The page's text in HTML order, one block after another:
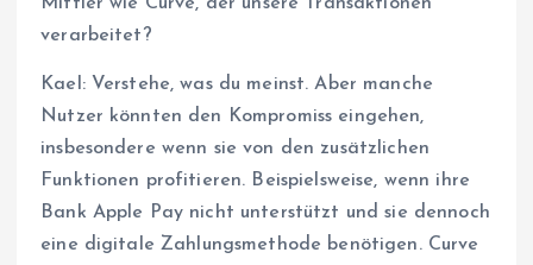
verarbeitet?
Kael: Verstehe, was du meinst. Aber manche
Nutzer könnten den Kompromiss eingehen,
insbesondere wenn sie von den zusätzlichen
Funktionen profitieren. Beispielsweise, wenn ihre
Bank Apple Pay nicht unterstützt und sie dennoch
eine digitale Zahlungsmethode benötigen. Curve